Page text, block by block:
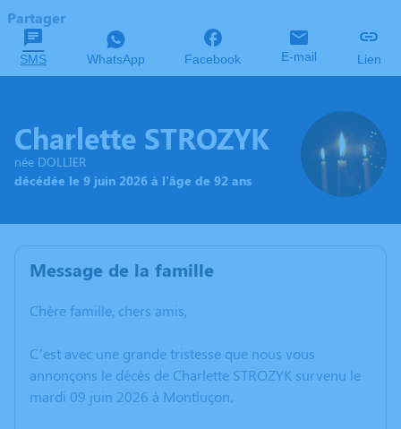
Partager
SMS WhatsApp Facebook E-mail Lien
Charlette STROZYK
née DOLLIER
décédée le 9 juin 2026 à l'âge de 92 ans
Message de la famille
Chère famille, chers amis,
C’est avec une grande tristesse que nous vous
annonçons le décès de Charlette STROZYK survenu le
mardi 09 juin 2026 à Montluçon.